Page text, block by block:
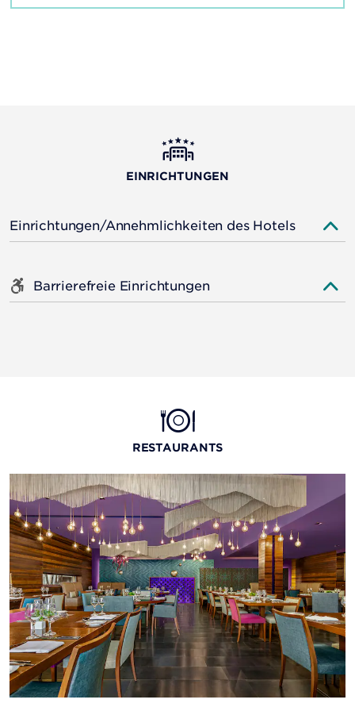
EINRICHTUNGEN
Einrichtungen/Annehmlichkeiten des Hotels
Barrierefreie Einrichtungen
RESTAURANTS